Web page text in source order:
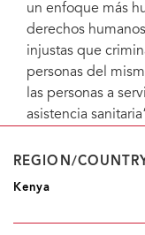
un enfoque más
derechos
injustas que
personas del
las personas a
asistencia
REGION/
Kenya